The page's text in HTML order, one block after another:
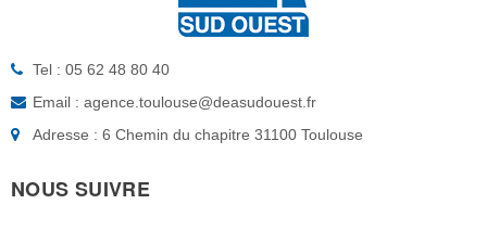
Tel : 05 62 48 80 40
Email : agence.toulouse@deasudouest.fr
Adresse : 6 Chemin du chapitre 31100 Toulouse
NOUS SUIVRE